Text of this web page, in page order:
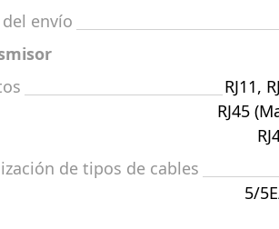
del envío
RJ11,
RJ45
de tipos de cables
5/